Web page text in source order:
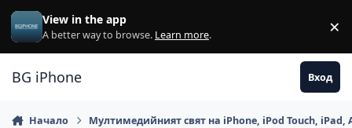
Премини към съдържанието
View in the app
A better way to browse. Learn more. ×
BG iPhone Вход
Начало Мултимедийният свят на iPhone, iPod Touch, iPad,